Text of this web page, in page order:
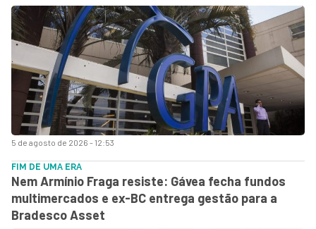
5 de agosto de 2026 - 12:53
FIM DE UMA ERA
Nem Armínio Fraga resiste: Gávea fecha fundos
multimercados e ex-BC entrega gestão para a
Bradesco Asset